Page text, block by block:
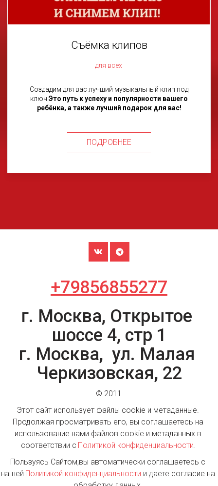
Съёмка клипов
для всех
Создадим для вас лучший музыкальный клип под
ключ. Это путь к успеху и популярности вашего
ребёнка, а также лучший подарок для вас!
ПОДРОБНЕЕ
+79856855277
г. Москва, Открытое
шоссе 4, стр 1
г. Москва,  ул. Малая
Черкизовская, 22
© 2011
Этот сайт использует файлы cookie и метаданные.
Продолжая просматривать его, вы соглашаетесь на
использование нами файлов cookie и метаданных в
соответствии с Политикой конфиденциальности.
Пользуясь Сайтом,вы автоматически соглашаетесь с
нашей Политикой конфиденциальности и даете согласие на